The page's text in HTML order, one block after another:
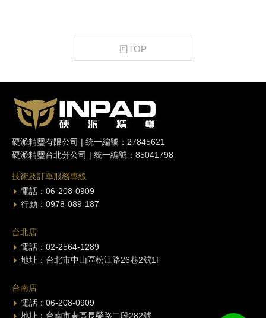
回TOP
硬派精璽有限公司 | 統一編號：27845621
硬派精璽台北分公司 | 統一編號：85041798
技術及訂單服務專線
電話：06-208-0909
行動：0978-089-187
台北店
電話：02-2564-1289
地址：台北市中山區松江路26巷2號1F
台南店
電話：06-208-0909
地址：台南市東區長榮路二段282號